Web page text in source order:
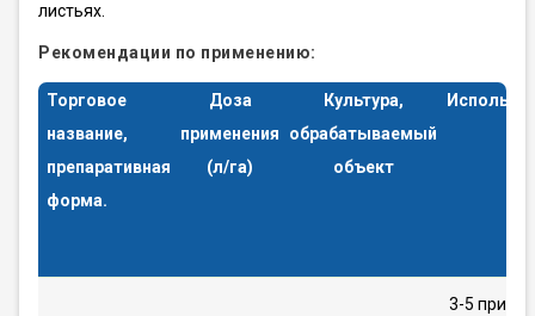
листьях.
Рекомендации по применению:
Торговое
название,
препаративная
форма.
Доза
применения
(л/га)
Культура,
обрабатываемый
объект
3-5